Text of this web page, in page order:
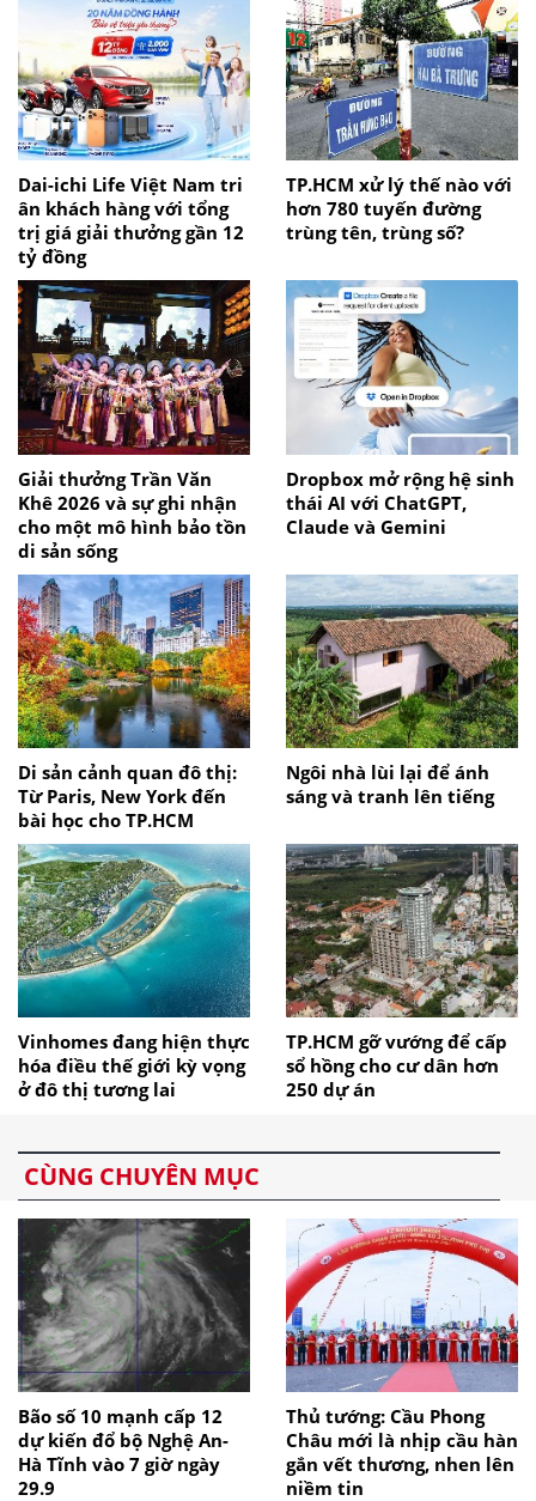
Dai-ichi Life Việt Nam tri
ân khách hàng với tổng
trị giá giải thưởng gần 12
tỷ đồng
TP.HCM xử lý thế nào với
hơn 780 tuyến đường
trùng tên, trùng số?
Giải thưởng Trần Văn
Khê 2026 và sự ghi nhận
cho một mô hình bảo tồn
di sản sống
Dropbox mở rộng hệ sinh
thái AI với ChatGPT,
Claude và Gemini
Di sản cảnh quan đô thị:
Từ Paris, New York đến
bài học cho TP.HCM
Ngôi nhà lùi lại để ánh
sáng và tranh lên tiếng
Vinhomes đang hiện thực
hóa điều thế giới kỳ vọng
ở đô thị tương lai
TP.HCM gỡ vướng để cấp
sổ hồng cho cư dân hơn
250 dự án
CÙNG CHUYÊN MỤC
Bão số 10 mạnh cấp 12
dự kiến đổ bộ Nghệ An-
Hà Tĩnh vào 7 giờ ngày
29.9
Thủ tướng: Cầu Phong
Châu mới là nhịp cầu hàn
gắn vết thương, nhen lên
niềm tin